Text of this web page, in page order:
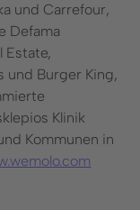
und Carrefour,
Defama
Estate,
und Burger King,
Klinik
Kommunen in